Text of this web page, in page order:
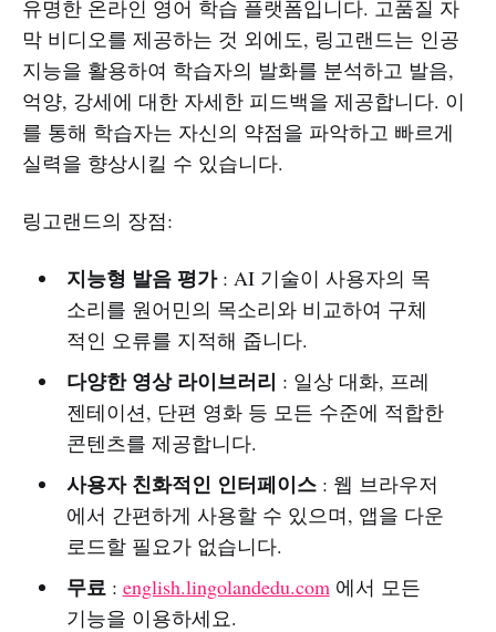
유명한 온라인 영어 학습 플랫폼입니다. 고품질 자
막 비디오를 제공하는 것 외에도, 링고랜드는 인공
지능을 활용하여 학습자의 발화를 분석하고 발음,
억양, 강세에 대한 자세한 피드백을 제공합니다. 이
를 통해 학습자는 자신의 약점을 파악하고 빠르게
실력을 향상시킬 수 있습니다.
링고랜드의 장점:
지능형 발음 평가: AI 기술이 사용자의 목
소리를 원어민의 목소리와 비교하여 구체
적인 오류를 지적해 줍니다.
다양한 영상 라이브러리 : 일상 대화, 프레
젠테이션, 단편 영화 등 모든 수준에 적합한
콘텐츠를 제공합니다.
사용자 친화적인 인터페이스: 웹 브라우저
에서 간편하게 사용할 수 있으며, 앱을 다운
로드할 필요가 없습니다.
무료 : english.lingolandedu.com 에서 모든
기능을 이용하세요.